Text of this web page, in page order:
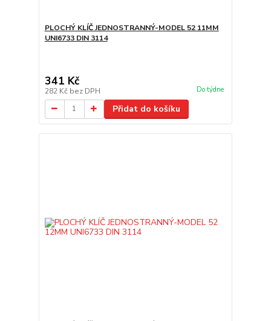
PLOCHÝ KLÍČ JEDNOSTRANNÝ-MODEL 52 11MM
UNI6733 DIN 3114
341 Kč
282 Kč bez DPH Do týdne
Přidat do košíku